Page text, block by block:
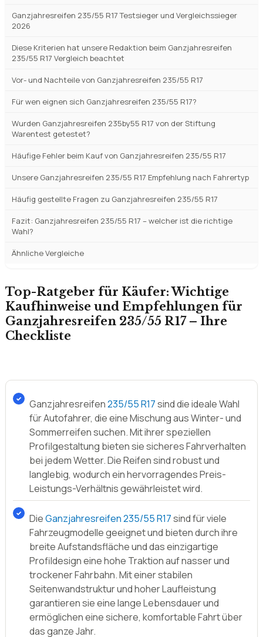
Top-Ratgeber für Käufer: Wichtige
Kaufhinweise und Empfehlungen für
Ganzjahresreifen 235/55 R17 – Ihre
Checkliste
Ganzjahresreifen235/55 R17sind die ideale Wahl
für Autofahrer, die eine Mischung aus Winter- und
Sommerreifen suchen. Mit ihrer speziellen
Profilgestaltung bieten sie sicheres Fahrverhalten
bei jedem Wetter. Die Reifen sind robust und
langlebig, wodurch ein hervorragendes Preis-
Leistungs-Verhältnis gewährleistet wird.
DieGanzjahresreifen 235/55 R17sind für viele
Fahrzeugmodelle geeignet und bieten durch ihre
breite Aufstandsfläche und das einzigartige
Profildesign eine hohe Traktion auf nasser und
trockener Fahrbahn. Mit einer stabilen
Seitenwandstruktur und hoher Laufleistung
garantieren sie eine lange Lebensdauer und
ermöglichen eine sichere, komfortable Fahrt über
das ganze Jahr.
Ganzjahresreifen 235/55 R17 Testsieger und Vergleichssieger
2026
Diese Kriterien hat unsere Redaktion beim Ganzjahresreifen
235/55 R17 Vergleich beachtet
Vor- und Nachteile von Ganzjahresreifen 235/55 R17
Für wen eignen sich Ganzjahresreifen 235/55 R17?
Wurden Ganzjahresreifen 235by55 R17 von der Stiftung
Warentest getestet?
Häufige Fehler beim Kauf von Ganzjahresreifen 235/55 R17
Unsere Ganzjahresreifen 235/55 R17 Empfehlung nach Fahrertyp
Häufig gestellte Fragen zu Ganzjahresreifen 235/55 R17
Fazit: Ganzjahresreifen 235/55 R17 – welcher ist die richtige
Wahl?
Ähnliche Vergleiche